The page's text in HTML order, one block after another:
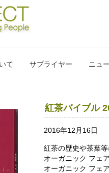
て サプライヤー ニュ
紅茶バイブル
2016年12月16日
紅茶の歴史や茶葉
オーガニック フェ
オーガニック フェ